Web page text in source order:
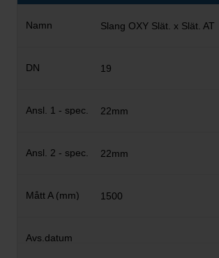
Slang OXY Slät. x Slät. AT
19
22mm
22mm
1500